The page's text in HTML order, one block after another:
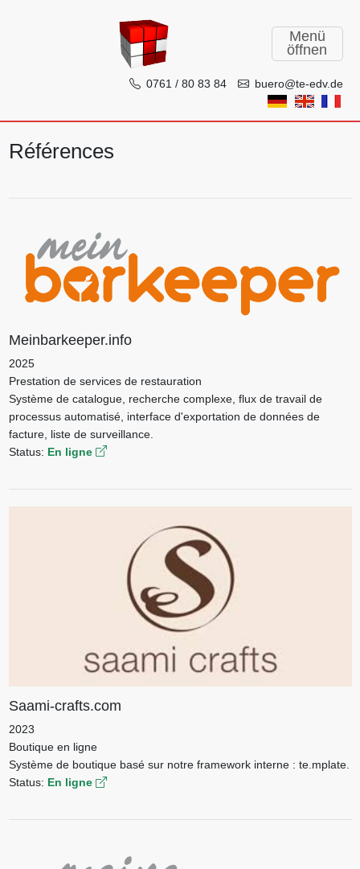
TE-EDV GmbH
Menü
öffnen
0761 / 80 83 84 buero@te-edv.de
Références
Meinbarkeeper.info
2025
Prestation de services de restauration
Système de catalogue, recherche complexe, flux de travail de
processus automatisé, interface d'exportation de données de
facture, liste de surveillance.
Status: En ligne
Saami-crafts.com
2023
Boutique en ligne
Système de boutique basé sur notre framework interne : te.mplate.
Status: En ligne